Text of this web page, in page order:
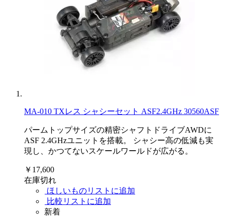
MA-010 TXレス シャシーセット ASF2.4GHz 30560ASF
パームトップサイズの精密シャフトドライブAWDに
ASF 2.4GHzユニットを搭載。 シャシー高の低減も実
現し、かつてないスケールワールドが広がる。
￥17,600
在庫切れ
ほしいものリストに追加
比較リストに追加
新着